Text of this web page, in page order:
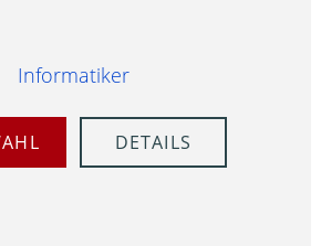
Informatiker
DETAILS